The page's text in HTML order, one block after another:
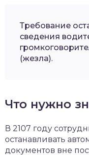
Требование
сведения
(жезла).
Что нужно
В 2107 году
останавливать
документов вне